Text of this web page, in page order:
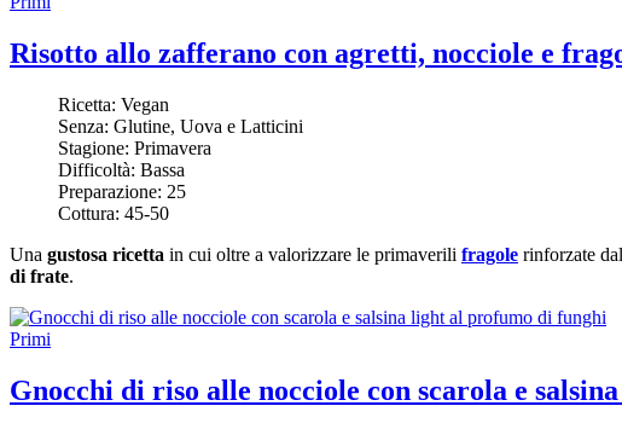
Risotto allo zafferano con agretti, nocciole e
Ricetta: Vegan
Senza: Glutine, Uova e Latticini
Stagione: Primavera
Difficoltà: Bassa
Preparazione: 25
Cottura: 45-50
Una gustosa ricetta in cui oltre a valorizzare le primaverili fragole rinforzate
di frate.
Primi
Gnocchi di riso alle nocciole con scarola e